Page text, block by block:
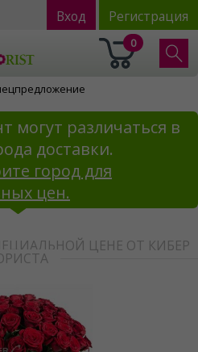
Вход Регистрация
0
могут различаться в
доставки.
город для
цен.
ЦЕНЕ ОТ КИБЕР